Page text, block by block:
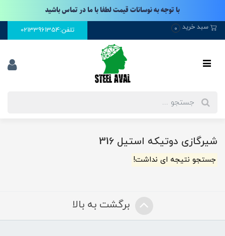
با توجه به نوسانات قیمت لطفا با ما در تماس باشید
سبد خرید 0 تلفن:02133961354
شیرگازی دوتیکه استیل 316
جستجو نتیجه ای نداشت!
برگشت به بالا